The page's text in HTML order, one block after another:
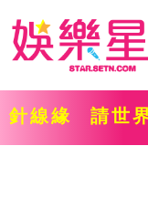
針線緣 請世